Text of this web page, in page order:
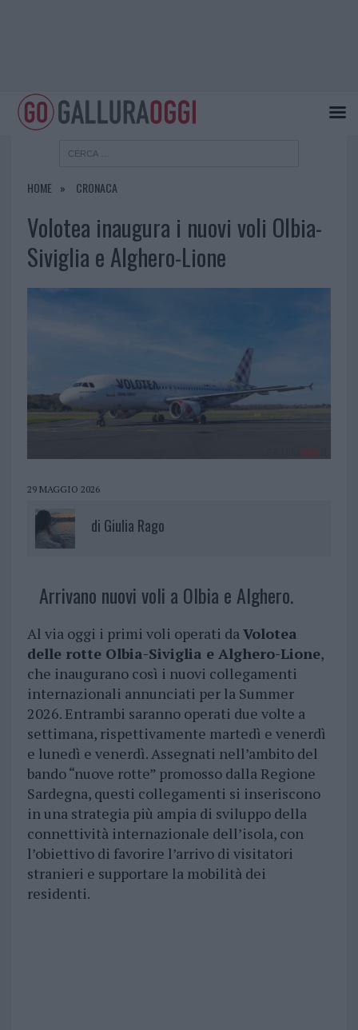
HOME CRONACA
Volotea inaugura i nuovi voli Olbia-
Siviglia e Alghero-Lione
29 MAGGIO 2026
di Giulia Rago
Arrivano nuovi voli a Olbia e Alghero.
Al via oggi i primi voli operati daVolotea
delle rotte Olbia-Siviglia e Alghero-Lione,
che inaugurano così i nuovi collegamenti
internazionali annunciati per la Summer
2026. Entrambi saranno operati due volte a
settimana, rispettivamente martedì e venerdì
e lunedì e venerdì. Assegnati nell’ambito del
bando “nuove rotte” promosso dalla Regione
Sardegna, questi collegamenti si inseriscono
in una strategia più ampia di sviluppo della
connettività internazionale dell’isola, con
l’obiettivo di favorire l’arrivo di visitatori
stranieri e supportare la mobilità dei
residenti.